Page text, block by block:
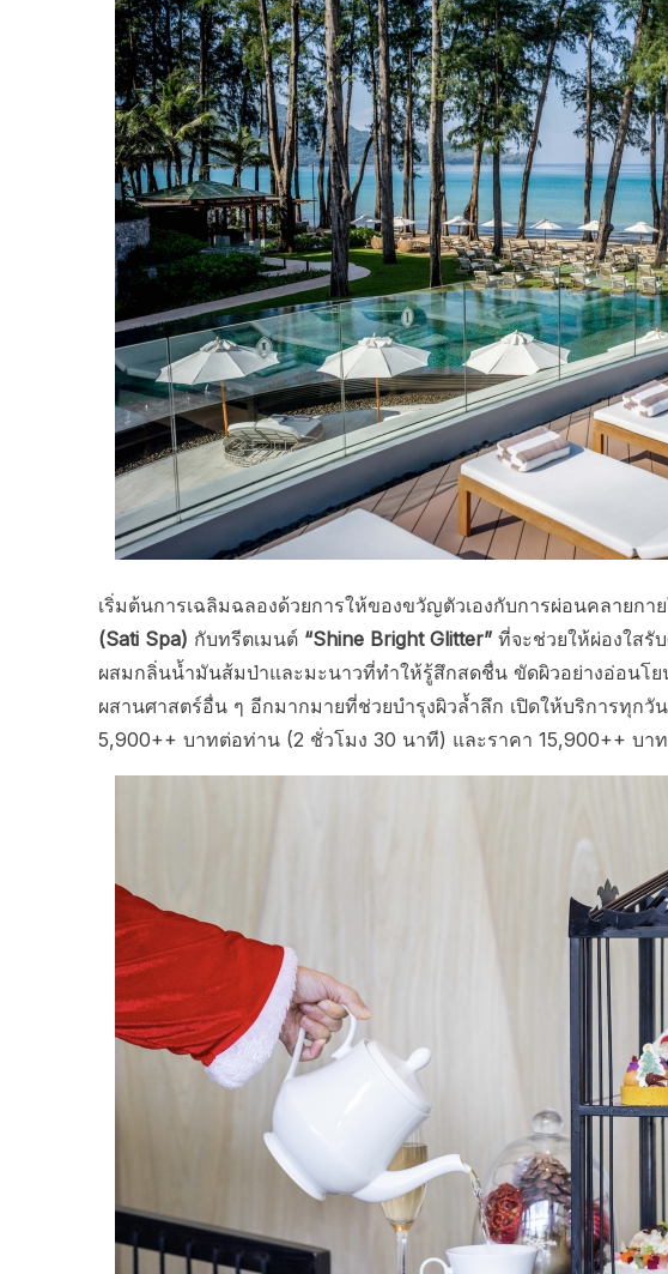
เริ่มต้นการเฉลิมฉลองด้วยการให้ของขวัญตัวเองกับการผ่อนคลายก
(Sati Spa) กับทรีตเมนต์ “Shine Bright Glitter” ที่จะช่วยให้ผ่องใสรั
ผสมกลิ่นน้ำมันส้มป่าและมะนาวที่ทำให้รู้สึกสดชื่น ขัดผิวอย่างอ่อนโยน
ผสานศาสตร์อื่น ๆ อีกมากมายที่ช่วยบำรุงผิวล้ำลึก เปิดให้บริการทุก
5,900++ บาทต่อท่าน (2 ชั่วโมง 30 นาที) และราคา 15,900++ บ